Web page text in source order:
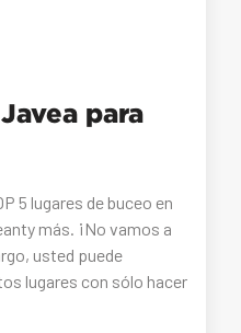
para
5 lugares de buceo en
más. ¡No vamos a
usted puede
lugares con sólo hacer